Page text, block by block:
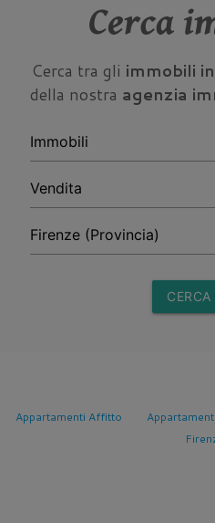
Cerca
Cerca tra gli immobili
della nostra agenzia
CERCA
Appartamenti Affitto